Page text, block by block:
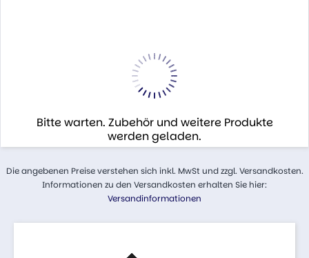
Bitte warten. Zubehör und weitere Produkte
werden geladen.
Die angebenen Preise verstehen sich inkl. MwSt und zzgl. Versandkosten.
Informationen zu den Versandkosten erhalten Sie hier:
Versandinformationen